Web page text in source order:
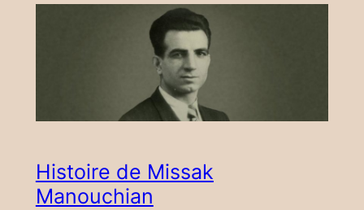
Histoire de Missak
Manouchian